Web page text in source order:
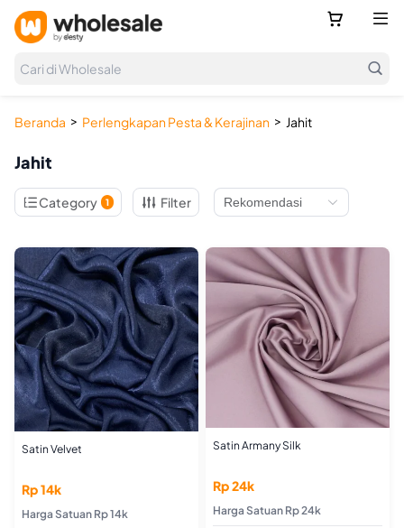
 
Cari di Wholesale 
Beranda > Perlengkapan Pesta & Kerajinan > Jahit
Jahit
Category 1 Filter
Satin Velvet
Rp 14k
Harga Satuan Rp 14k
Satin Armany Silk
Rp 24k
Harga Satuan Rp 24k